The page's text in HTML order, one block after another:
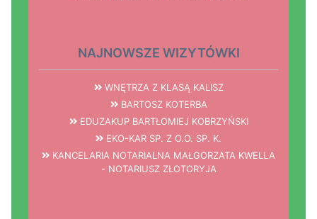
NAJNOWSZE WIZYTÓWKI
WNĘTRZA Z KLASĄ KALISZ
BARTOSZ KOTERBA
EDUZAKUP BARTŁOMIEJ KOBRZYŃSKI
EKO-KAR SP. Z O.O. SP. K.
KANCELARIA NOTARIALNA MAŁGORZATA KWELLA
- NOTARIUSZ ZŁOTORYJA